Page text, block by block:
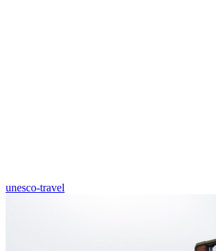
unesco-travel